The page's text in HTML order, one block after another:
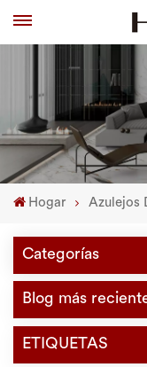
Hogar Azulejos
Categorías
Blog más
ETIQUETAS